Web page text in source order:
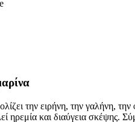
την ειρήνη, την γαλήνη,
ηρεμία και διαύγεια σκέψης.